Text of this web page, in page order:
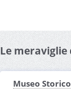
Le
Museo